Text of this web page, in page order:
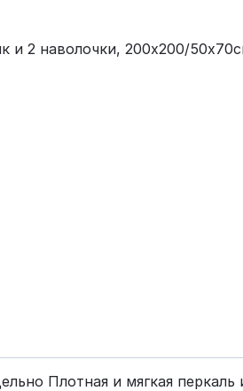
и 2 наволочки, 200х200/
Плотная и мягкая